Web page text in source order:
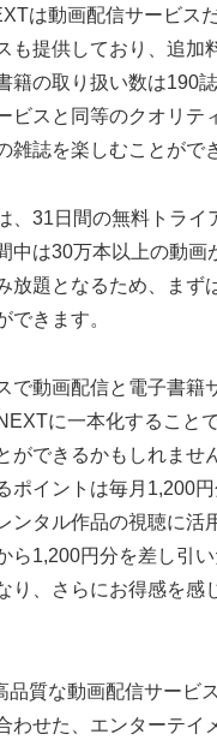
は動画配信サービス
も提供しており、追加
籍の取り扱い数は190
ビスと同等のクオリテ
雑誌を楽しむことがで
、31日間の無料トライ
中は30万本以上の動画
放題となるため、まず
できます。
で動画配信と電子書籍
に一本化すること
ができるかもしれませ
ポイントは毎月1,200
ンタル作品の視聴に活
ら1,200円分を差し引
り、さらにお得感を感
品質な動画配信サービ
わせた、エンターテイ